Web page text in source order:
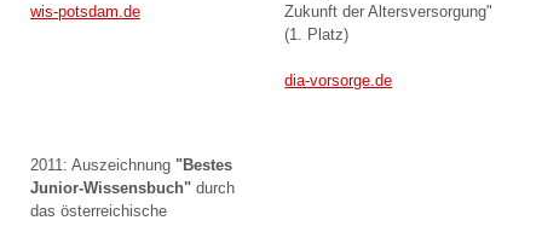
wis-potsdam.de
Zukunft der Altersversorgung"
(1. Platz)
dia-vorsorge.de
2011: Auszeichnung "Bestes
Junior-Wissensbuch" durch
das österreichische